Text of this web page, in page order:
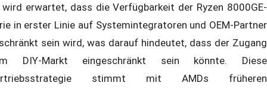
wird erwartet, dass die Verfügbarkeit der Ryzen 8000GE-
in erster Linie auf Systemintegratoren und OEM-Partner
sein wird, was darauf hindeutet, dass der Zugang
DIY-Markt eingeschränkt sein könnte. Diese
stimmt mit AMDs früheren